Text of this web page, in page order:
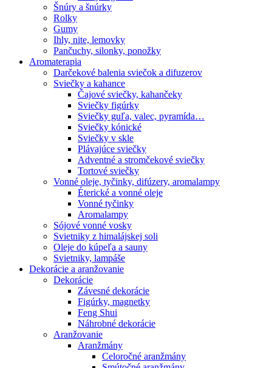
Šnúry a šnúrky
Rolky
Gumy
Ihly, nite, lemovky
Pančuchy, silonky, ponožky
Aromaterapia
Darčekové balenia sviečok a difuzerov
Sviečky a kahance
Čajové sviečky, kahančeky
Sviečky figúrky
Sviečky guľa, valec, pyramída…
Sviečky kónické
Sviečky v skle
Plávajúce sviečky
Adventné a stromčekové sviečky
Tortové sviečky
Vonné oleje, tyčinky, difúzery, aromalampy
Éterické a vonné oleje
Vonné tyčinky
Aromalampy
Sójové vonné vosky
Svietniky z himalájskej soli
Oleje do kúpeľa a sauny
Svietniky, lampáše
Dekorácie a aranžovanie
Dekorácie
Závesné dekorácie
Figúrky, magnetky
Feng Shui
Náhrobné dekorácie
Aranžovanie
Aranžmány
Celoročné aranžmány